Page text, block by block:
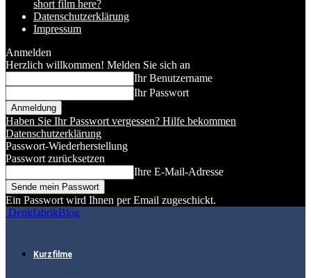
short film here?
Datenschutzerklärung
Impressum
Anmelden
Herzlich willkommen! Melden Sie sich an
Ihr Benutzername
Ihr Passwort
Haben Sie Ihr Passwort vergessen? Hilfe bekommen
Datenschutzerklärung
Passwort-Wiederherstellung
Passwort zurücksetzen
Ihre E-Mail-Adresse
Ein Passwort wird Ihnen per Email zugeschickt.
DenkfabrikBlog
Kurzfilme